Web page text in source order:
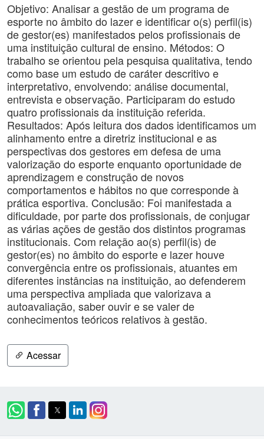
Objetivo: Analisar a gestão de um programa de
esporte no âmbito do lazer e identificar o(s) perfil(is)
de gestor(es) manifestados pelos profissionais de
uma instituição cultural de ensino. Métodos: O
trabalho se orientou pela pesquisa qualitativa, tendo
como base um estudo de caráter descritivo e
interpretativo, envolvendo: análise documental,
entrevista e observação. Participaram do estudo
quatro profissionais da instituição referida.
Resultados: Após leitura dos dados identificamos um
alinhamento entre a diretriz institucional e as
perspectivas dos gestores em defesa de uma
valorização do esporte enquanto oportunidade de
aprendizagem e construção de novos
comportamentos e hábitos no que corresponde à
prática esportiva. Conclusão: Foi manifestada a
dificuldade, por parte dos profissionais, de conjugar
as várias ações de gestão dos distintos programas
institucionais. Com relação ao(s) perfil(is) de
gestor(es) no âmbito do esporte e lazer houve
convergência entre os profissionais, atuantes em
diferentes instâncias na instituição, ao defenderem
uma perspectiva ampliada que valorizava a
autoavaliação, saber ouvir e se valer de
conhecimentos teóricos relativos à gestão.
Acessar